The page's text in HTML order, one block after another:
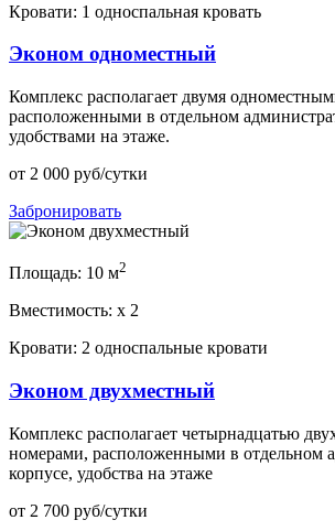
Кровати: 1 односпальная кровать
Эконом одноместный
Комплекс располагает двумя
расположенными в отдельном
удобствами на этаже.
от 2 000 руб/сутки
Забронировать
Площадь: 10 м2
Вместимость: x 2
Кровати: 2 односпальные кровати
Эконом двухместный
Комплекс располагает четырнадцатью
номерами, расположенными в отдельном
корпусе, удобства на этаже
от 2 700 руб/сутки